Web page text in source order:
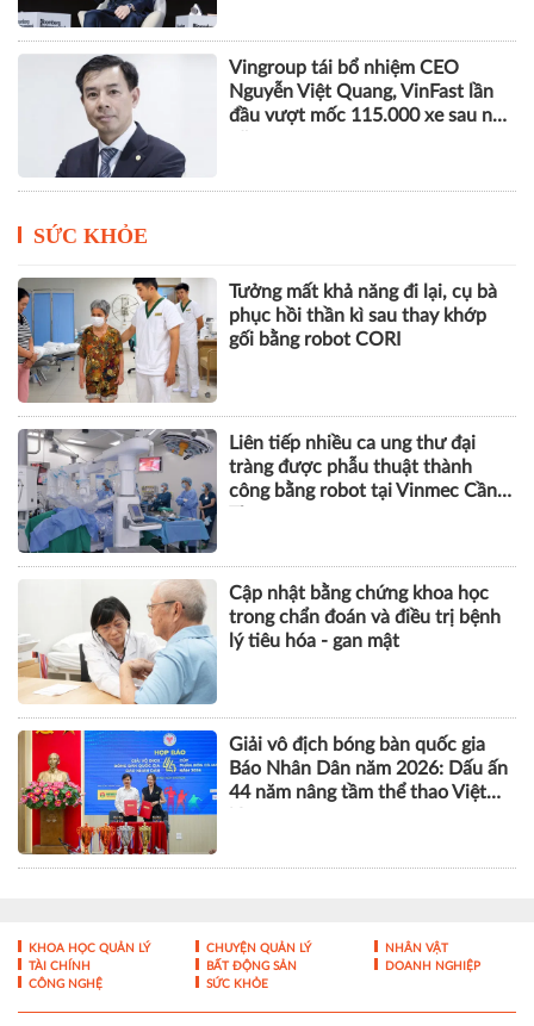
Vingroup tái bổ nhiệm CEO
Nguyễn Việt Quang, VinFast lần
đầu vượt mốc 115.000 xe sau nửa
SỨC KHỎE
Tưởng mất khả năng đi lại, cụ bà
phục hồi thần kì sau thay khớp
gối bằng robot CORI
Liên tiếp nhiều ca ung thư đại
tràng được phẫu thuật thành
công bằng robot tại Vinmec Cần
Cập nhật bằng chứng khoa học
trong chẩn đoán và điều trị bệnh
lý tiêu hóa - gan mật
Giải vô địch bóng bàn quốc gia
Báo Nhân Dân năm 2026: Dấu ấn
44 năm nâng tầm thể thao Việt
KHOA HỌC QUẢN LÝ CHUYỆN QUẢN LÝ
NHÂN VẬT
TÀI CHÍNH
BẤT ĐỘNG SẢN
DOANH NGHIỆP
CÔNG NGHỆ
SỨC KHỎE